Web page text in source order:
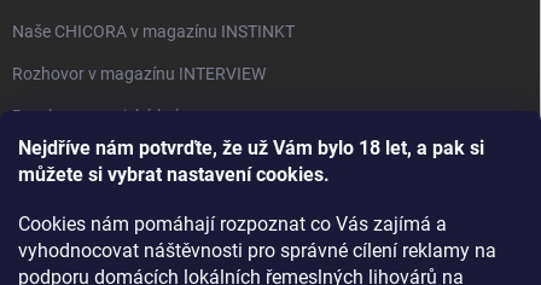
Nejdříve nám potvrďte, že už Vám bylo 18 let, a pak si
můžete si vybrat nastavení cookies.
Cookies nám pomáhají rozpoznat co Vás zajímá a
vyhodnocovat náštěvnosti pro správné cílení reklamy na
podporu domácích lokálních řemeslných lihovárů na
Naše CHICORA v magazínu INSTINKT
Rozhovor v magazínu INTERVIEW
Bourbon, americká krása.
Napsali v TÝDNU o naší práci
Rozhovor s DESTILERKA.CZ v magazínu DRINKING-CAT